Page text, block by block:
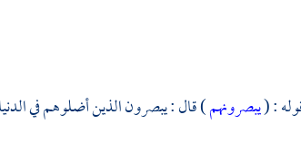
: (يبصرونهم) قال : يبصرون الذين أضلوهم في